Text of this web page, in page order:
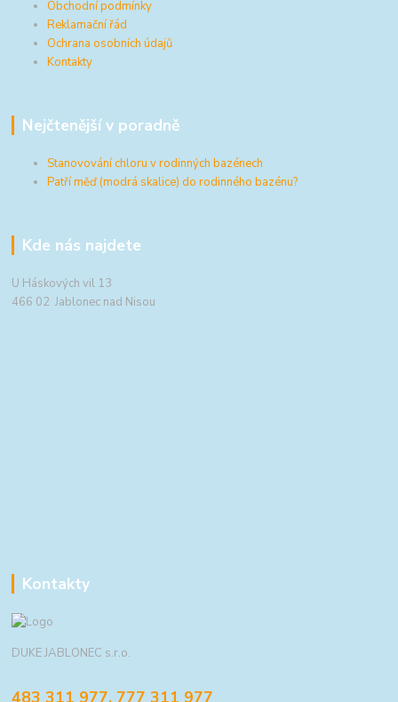
Obchodní podmínky
Reklamační řád
Ochrana osobních údajů
Kontakty
Nejčtenější v poradně
Stanovování chloru v rodinných bazénech
Patří měď (modrá skalice) do rodinného bazénu?
Kde nás najdete
U Háskových vil 13
466 02 Jablonec nad Nisou
Kontakty
DUKE JABLONEC s.r.o.
483 311 977, 777 311 977